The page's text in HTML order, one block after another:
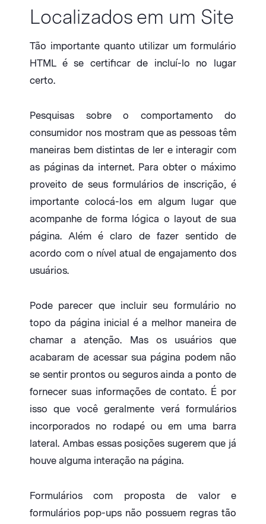
Localizados em um Site
Tão importante quanto utilizar um formulário
HTML é se certificar de incluí-lo no lugar
certo.
Pesquisas sobre o comportamento do
consumidor nos mostram que as pessoas têm
maneiras bem distintas de ler e interagir com
as páginas da internet. Para obter o máximo
proveito de seus formulários de inscrição, é
importante colocá-los em algum lugar que
acompanhe de forma lógica o layout de sua
página. Além é claro de fazer sentido de
acordo com o nível atual de engajamento dos
usuários.
Pode parecer que incluir seu formulário no
topo da página inicial é a melhor maneira de
chamar a atenção. Mas os usuários que
acabaram de acessar sua página podem não
se sentir prontos ou seguros ainda a ponto de
fornecer suas informações de contato. É por
isso que você geralmente verá formulários
incorporados no rodapé ou em uma barra
lateral. Ambas essas posições sugerem que já
houve alguma interação na página.
Formulários com proposta de valor e
formulários pop-ups não possuem regras tão